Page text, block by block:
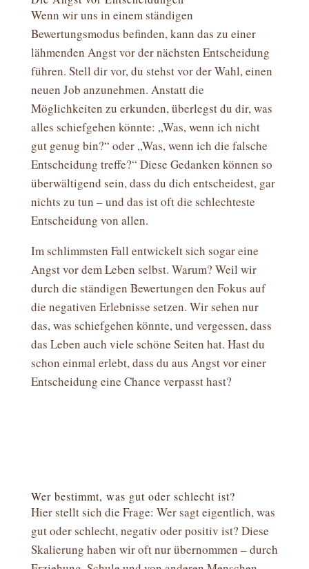
Wenn wir uns in einem ständigen
Bewertungsmodus befinden, kann das zu einer
lähmenden Angst vor der nächsten Entscheidung
führen. Stell dir vor, du stehst vor der Wahl, einen
neuen Job anzunehmen. Anstatt die
Möglichkeiten zu erkunden, überlegst du dir, was
alles schiefgehen könnte: „Was, wenn ich nicht
gut genug bin?“ oder „Was, wenn ich die falsche
Entscheidung treffe?“ Diese Gedanken können so
überwältigend sein, dass du dich entscheidest, gar
nichts zu tun – und das ist oft die schlechteste
Entscheidung von allen.
Im schlimmsten Fall entwickelt sich sogar eine
Angst vor dem Leben selbst. Warum? Weil wir
durch die ständigen Bewertungen den Fokus auf
die negativen Erlebnisse setzen. Wir sehen nur
das, was schiefgehen könnte, und vergessen, dass
das Leben auch viele schöne Seiten hat. Hast du
schon einmal erlebt, dass du aus Angst vor einer
Entscheidung eine Chance verpasst hast?
Wer bestimmt, was gut oder schlecht ist?
Hier stellt sich die Frage: Wer sagt eigentlich, was
gut oder schlecht, negativ oder positiv ist? Diese
Skalierung haben wir oft nur übernommen – durch